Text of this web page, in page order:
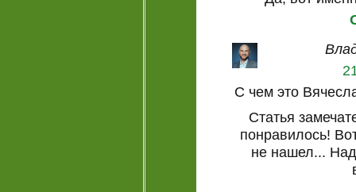
С чем это
Статья
понравилось!
не нашел...